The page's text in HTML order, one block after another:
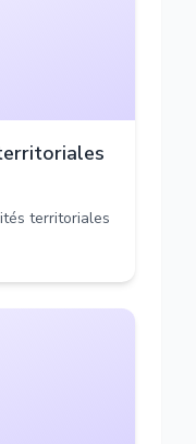
territoriales